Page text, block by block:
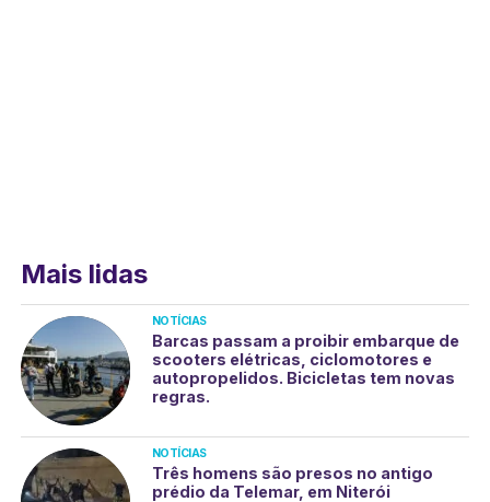
Mais lidas
NOTÍCIAS
Barcas passam a proibir embarque de
scooters elétricas, ciclomotores e
autopropelidos. Bicicletas tem novas
regras.
NOTÍCIAS
Três homens são presos no antigo
prédio da Telemar, em Niterói